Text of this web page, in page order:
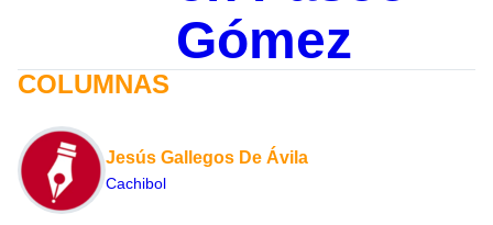
Gómez
COLUMNAS
Jesús Gallegos De Ávila
Cachibol